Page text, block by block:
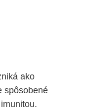
ako
spôsobené